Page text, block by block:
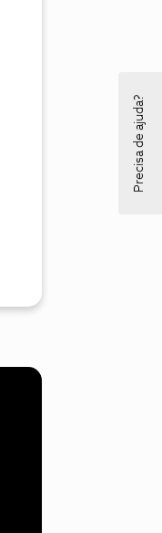
Precisa de ajuda?